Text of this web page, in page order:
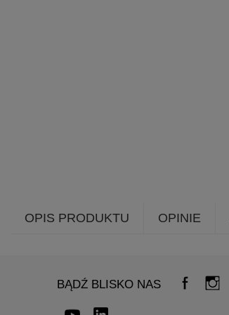
OPIS PRODUKTU OPINIE
BĄDŹ BLISKO NAS